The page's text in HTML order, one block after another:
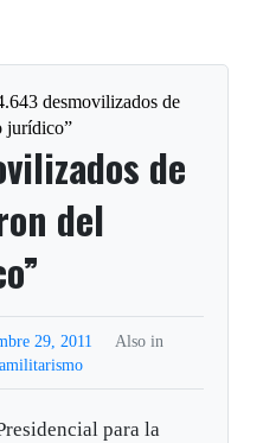
desmovilizados de
jurídico”
de
del
29, 2011
Also in
para la